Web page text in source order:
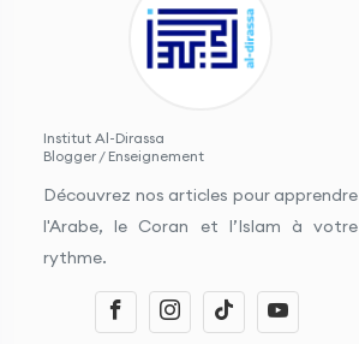
Institut Al-Dirassa
Blogger / Enseignement
Découvrez nos articles pour apprendre
l'Arabe, le Coran et l’Islam à votre
rythme.